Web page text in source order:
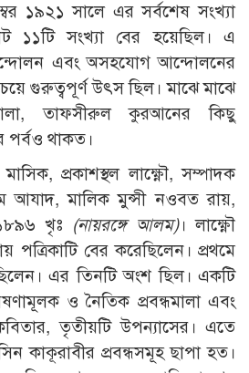
১৯২১ সালে এর সর্বশেষ সংখ্যা
১১টি সংখ্যা বের হয়েছিল। এ
এবং অসহযোগ আন্দোলনের
গুরুত্বপূর্ণ উৎস ছিল। মাঝে মাঝে
তাফসীরুল কুরআনের কিছু
পর্বও থাকত।
প্রকাশস্থল লাক্ষ্ণৌ, সম্পাদক
আযাদ, মালিক মুন্সী নওবত রায়,
খৃঃ (নায়রঙ্গে আলম)। লাক্ষ্ণৌ
পত্রিকাটি বের করেছিলেন। প্রথমে
এর তিনটি অংশ ছিল। একটি
ও নৈতিক প্রবন্ধমালা এবং
তৃতীয়টি উপন্যাসের। এতে
কাকূরাবীর প্রবন্ধসমূহ ছাপা হত।